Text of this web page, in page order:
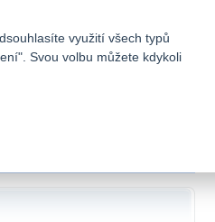
využití všech typů
Svou volbu můžete kdykoli